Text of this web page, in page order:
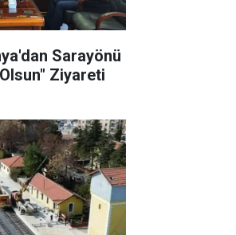
Sarayönü
Ziyareti